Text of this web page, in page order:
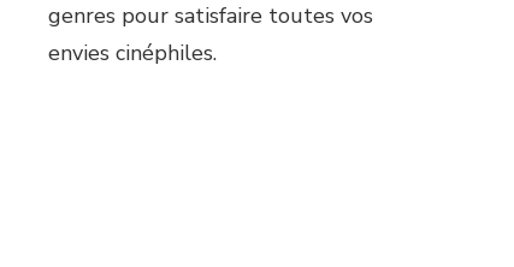
genres pour satisfaire toutes vos
envies cinéphiles.